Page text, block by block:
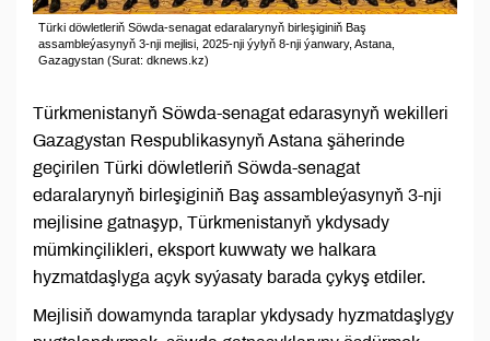
Türki döwletleriň Söwda-senagat edaralarynyň birleşiginiň Baş
assambleýasynyň 3-nji mejlisi, 2025-nji ýylyň 8-nji ýanwary, Astana,
Gazagystan (Surat: dknews.kz)
Türkmenistanyň Söwda-senagat edarasynyň wekilleri
Gazagystan Respublikasynyň Astana şäherinde
geçirilen Türki döwletleriň Söwda-senagat
edaralarynyň birleşiginiň Baş assambleýasynyň 3-nji
mejlisine gatnaşyp, Türkmenistanyň ykdysady
mümkinçilikleri, eksport kuwwaty we halkara
hyzmatdaşlyga açyk syýasaty barada çykyş etdiler.
Mejlisiň dowamynda taraplar ykdysady hyzmatdaşlygy